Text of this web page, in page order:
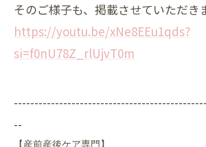
そのご様子も、掲載させていただき
https://youtu.be/xNe8EEu1qds?
si=f0nU78Z_rlUjvT0m
--
【産前産後ケア専門】